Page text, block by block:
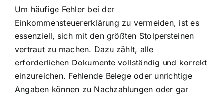
Um häufige Fehler bei der
Einkommensteuererklärung zu vermeiden, ist es
essenziell, sich mit den größten Stolpersteinen
vertraut zu machen. Dazu zählt, alle
erforderlichen Dokumente vollständig und korrekt
einzureichen. Fehlende Belege oder unrichtige
Angaben können zu Nachzahlungen oder gar